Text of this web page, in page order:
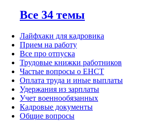
Все 34 темы
Лайфхаки для кадровика
Прием на работу
Все про отпуска
Трудовые книжки работников
Частые вопросы о ЕНСТ
Оплата труда и иные выплаты
Удержания из зарплаты
Учет военнообязанных
Кадровые документы
Общие вопросы